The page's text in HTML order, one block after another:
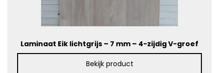
Laminaat Eik lichtgrijs – 7 mm – 4-zijdig V-groef
Bekijk product